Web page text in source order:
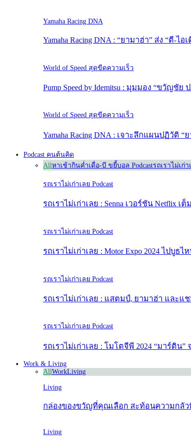
Yamaha Racing DNA
Yamaha Racing DNA : “ยามาฮ่า” ส่ง “ตี-ไ
World of Speed สุดขีดความเร็ว
Pump Speed by Idemitsu : มุมมอง “ขวัญชั
World of Speed สุดขีดความเร็ว
Yamaha Racing DNA : เจาะลึกแผนปฏิวัติ
Podcast คนต้นคิด
Allหาเช้ากินค่ำเดื่อ-บี ขยี้บอล Podcastรถเราไม่เก่า
รถเราไม่เก่าเลย Podcast
รถเราไม่เก่าเลย : Senna เวอร์ชัน Netflix เต็
รถเราไม่เก่าเลย Podcast
รถเราไม่เก่าเลย : Motor Expo 2024 ไปบูธไ
รถเราไม่เก่าเลย Podcast
รถเราไม่เก่าเลย : แสตมป์, ยามาฮ่า และแ
รถเราไม่เก่าเลย Podcast
รถเราไม่เก่าเลย : โมโตจีพี 2024 “มาร์ติน
Work & Living
AllWorkLiving
Living
กล่องของขวัญที่คุณเลือก สะท้อนความกลั
Living